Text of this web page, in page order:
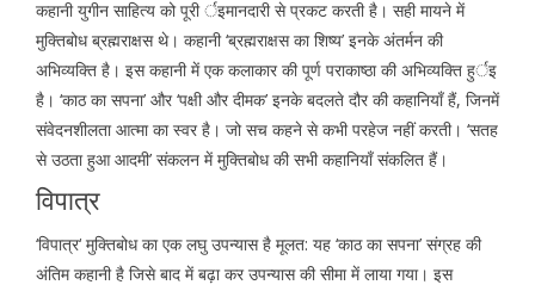
कहानी युगीन साहित्य को पूरी र्इमानदारी से प्रकट करती है। सही मायने में
मुक्तिबोध ब्रह्मराक्षस थे। कहानी ‘ब्रह्मराक्षस का शिष्य’ इनके अंतर्मन की
अभिव्यक्ति है। इस कहानी में एक कलाकार की पूर्ण पराकाष्ठा की अभिव्यक्ति हुर्इ
है। ‘काठ का सपना’ और ‘पक्षी और दीमक’ इनके बदलते दौर की कहानियाँ हैं, जिनमें
संवेदनशीलता आत्मा का स्वर है। जो सच कहने से कभी परहेज नहीं करती। ‘सतह
से उठता हुआ आदमी’ संकलन में मुक्तिबोध की सभी कहानियाँ संकलित हैं।
विपात्र
‘विपात्र‘ मुक्तिबोध का एक लघु उपन्यास है मूलत: यह ‘काठ का सपना’ संग्रह की
अंतिम कहानी है जिसे बाद में बढ़ा कर उपन्यास की सीमा में लाया गया। इस